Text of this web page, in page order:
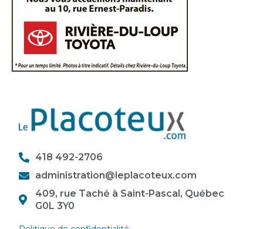
418 492-2706
administration@leplacoteux.com
409, rue Taché à Saint-Pascal, Québec
G0L 3Y0